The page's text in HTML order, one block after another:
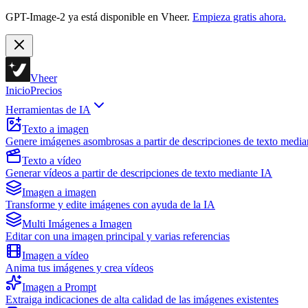
GPT-Image-2 ya está disponible en Vheer. Empieza gratis ahora.
Vheer
InicioPrecios
Herramientas de IA
Texto a imagen
Genere imágenes asombrosas a partir de descripciones de texto
Texto a vídeo
Generar vídeos a partir de descripciones de texto mediante IA
Imagen a imagen
Transforme y edite imágenes con ayuda de la IA
Multi Imágenes a Imagen
Editar con una imagen principal y varias referencias
Imagen a vídeo
Anima tus imágenes y crea vídeos
Imagen a Prompt
Extraiga indicaciones de alta calidad de las imágenes existentes